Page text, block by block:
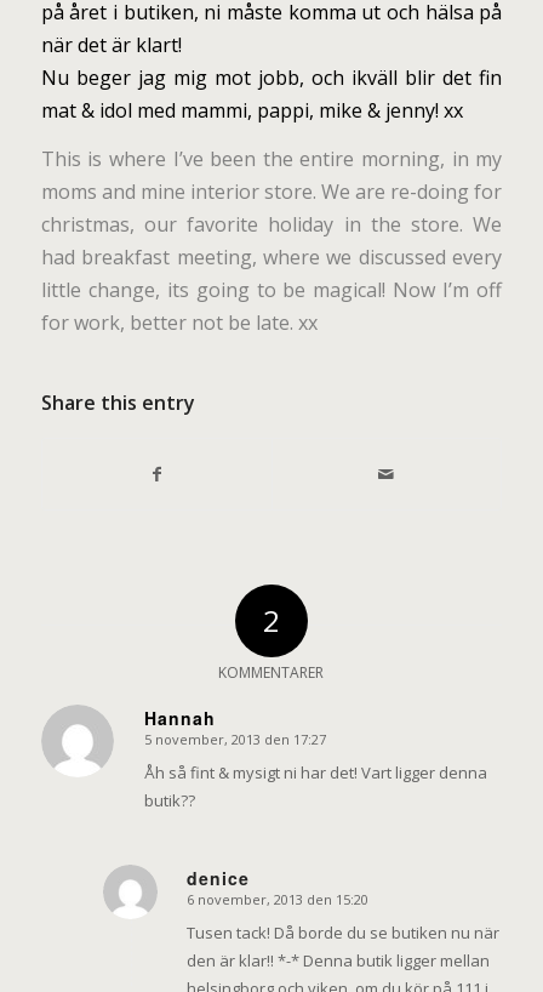
på året i butiken, ni måste komma ut och hälsa på
när det är klart!
Nu beger jag mig mot jobb, och ikväll blir det fin
mat & idol med mammi, pappi, mike & jenny! xx
This is where I’ve been the entire morning, in my
moms and mine interior store. We are re-doing for
christmas, our favorite holiday in the store. We
had breakfast meeting, where we discussed every
little change, its going to be magical! Now I’m off
for work, better not be late. xx
Share this entry
2
KOMMENTARER
Hannah
says:
5 november, 2013 den 17:27
Åh så fint & mysigt ni har det! Vart ligger denna
butik??
denice
says:
6 november, 2013 den 15:20
Tusen tack! Då borde du se butiken nu när
den är klar!! *-* Denna butik ligger mellan